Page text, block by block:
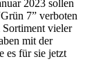
2023 sollen
7” verboten
Sortiment vieler
mit der
es für sie jetzt